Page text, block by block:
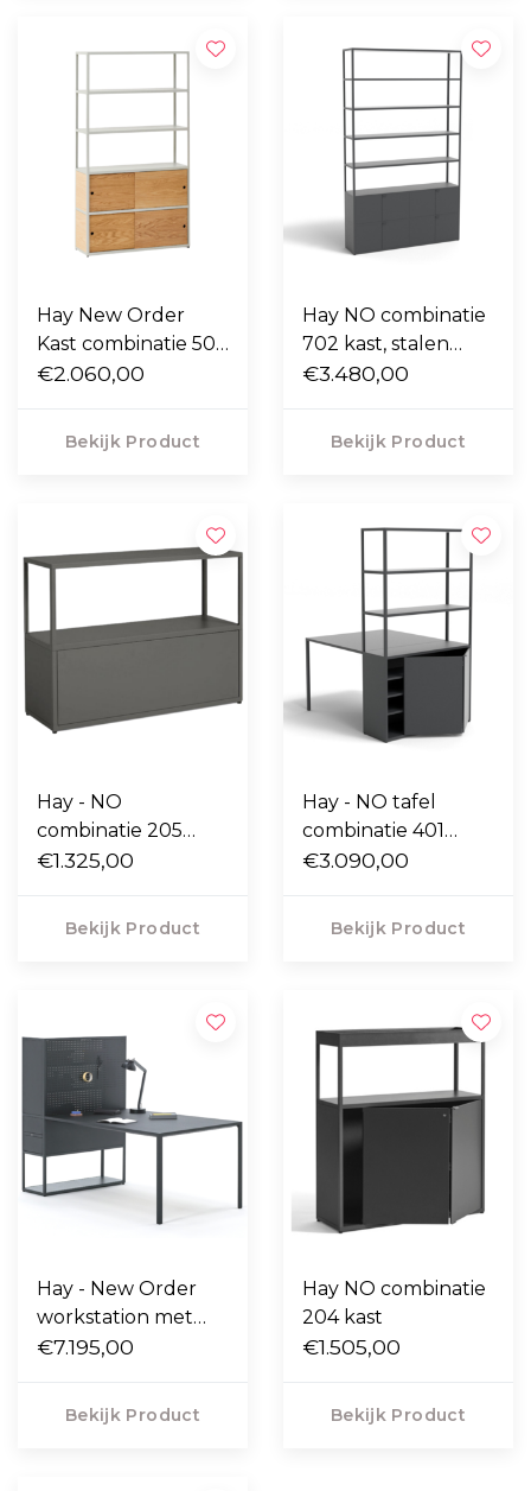
Hay New Order
Kast combinatie 503
eiken deuren, 5
€2.060,00
Bekijk Product
Hay NO combinatie
702 kast, stalen
schuifdeuren
€3.480,00
Bekijk Product
Hay - NO
combinatie 205
dressoir
€1.325,00
Bekijk Product
Hay - NO tafel
combinatie 401
workstation
€3.090,00
Bekijk Product
Hay - New Order
workstation met
bureau
€7.195,00
Bekijk Product
Hay NO combinatie
204 kast
€1.505,00
Bekijk Product